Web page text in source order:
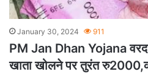
January 30, 2024 911
PM Jan Dhan Yojana
खाता खोलने पर तुरंत